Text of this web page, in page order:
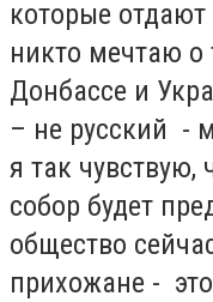
которые
никто мечтаю о
Донбассе и
– не русский -
я так чувствую,
собор будет
общество
прихожане -